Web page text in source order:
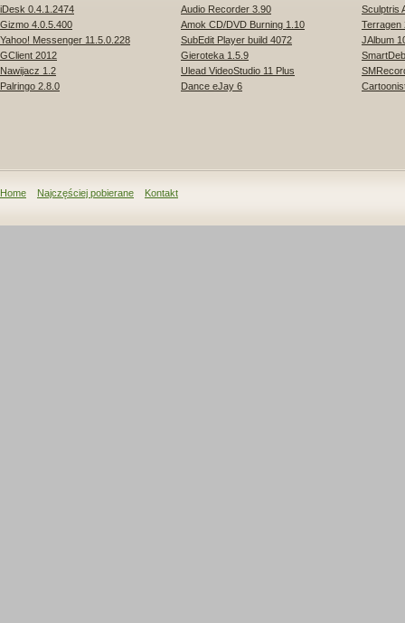
iDesk 0.4.1.2474
Gizmo 4.0.5.400
Yahoo! Messenger 11.5.0.228
GClient 2012
Nawijacz 1.2
Palringo 2.8.0
Audio Recorder 3.90
Amok CD/DVD Burning 1.10
SubEdit Player build 4072
Gieroteka 1.5.9
Ulead VideoStudio 11 Plus
Dance eJay 6
Sculptris
Terragen
JAlbum
Home Najczęściej pobierane Kontakt